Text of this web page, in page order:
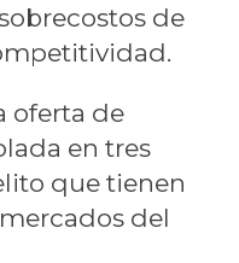
de
oferta de
en tres
que tienen
del